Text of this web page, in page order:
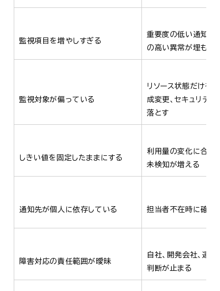
監視項目を増やしすぎる
重要度の低い通知が
の高い異常が埋もれ
監視対象が偏っている
リソース状態だけを見
成変更、セキュリティ
落とす
しきい値を固定したままにする
利用量の変化に合わ
未検知が増える
通知先が個人に依存している 担当者不在時に確認
障害対応の責任範囲が曖昧
自社、開発会社、運
判断が止まる